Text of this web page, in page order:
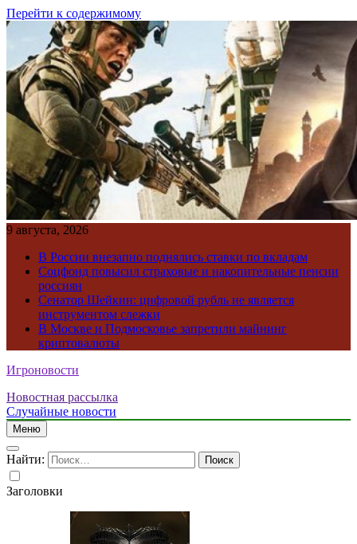
Перейти к содержимому
9 августа, 2026
В России внезапно поднялись ставки по вкладам
Соцфонд повысил страховые и накопительные пенсии
россиян
Сенатор Шейкин: цифровой рубль не является
инструментом слежки
В Москве и Подмосковье запретили майнинг
криптовалюты
Игроновости
Новостная рассылка
Случайные новости
Меню
Найти:
Заголовки